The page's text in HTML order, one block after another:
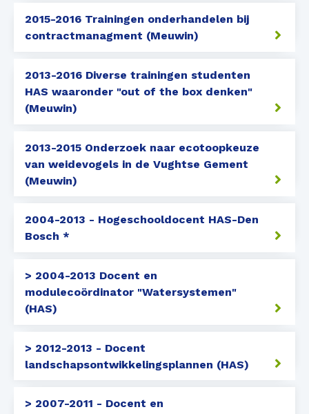
2015-2016 Trainingen onderhandelen bij
contractmanagment (Meuwin)
2013-2016 Diverse trainingen studenten
HAS waaronder "out of the box denken"
(Meuwin)
2013-2015 Onderzoek naar ecotoopkeuze
van weidevogels in de Vughtse Gement
(Meuwin)
2004-2013 - Hogeschooldocent HAS-Den
Bosch *
> 2004-2013 Docent en
modulecoördinator "Watersystemen"
(HAS)
> 2012-2013 - Docent
landschapsontwikkelingsplannen (HAS)
> 2007-2011 - Docent en